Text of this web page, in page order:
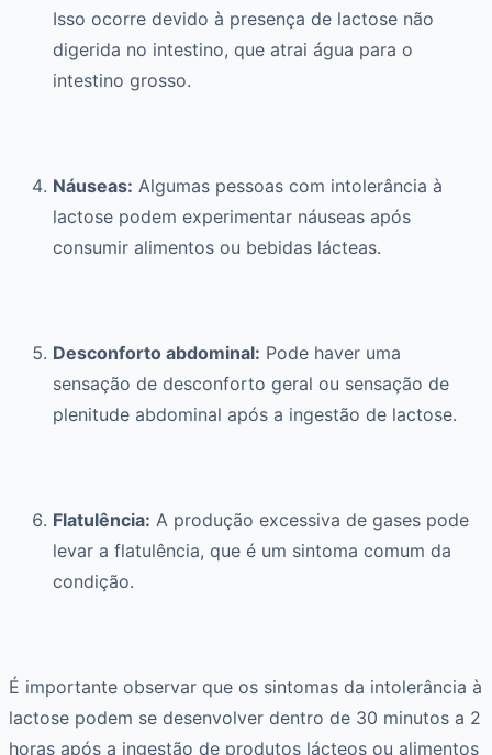
Isso ocorre devido à presença de lactose não
digerida no intestino, que atrai água para o
intestino grosso.
Náuseas: Algumas pessoas com intolerância à
lactose podem experimentar náuseas após
consumir alimentos ou bebidas lácteas.
Desconforto abdominal: Pode haver uma
sensação de desconforto geral ou sensação de
plenitude abdominal após a ingestão de lactose.
Flatulência: A produção excessiva de gases pode
levar a flatulência, que é um sintoma comum da
condição.
É importante observar que os sintomas da intolerância à
lactose podem se desenvolver dentro de 30 minutos a 2
horas após a ingestão de produtos lácteos ou alimentos